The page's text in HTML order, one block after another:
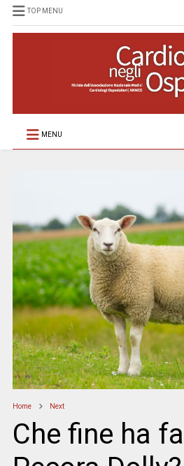
TOP MENU
MENU
Home Next
Che fine ha